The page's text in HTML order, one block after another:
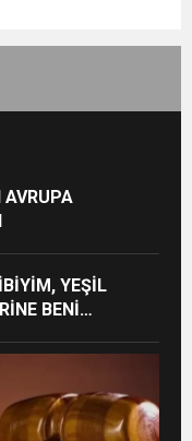
AVRUPA
YEŞİL
BENİ